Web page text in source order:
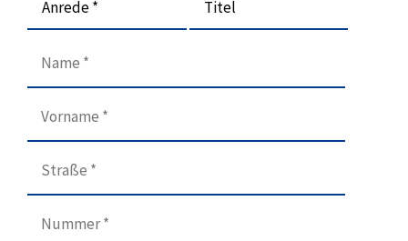
Anrede * Titel